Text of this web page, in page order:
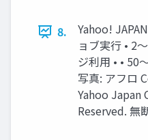
8.
Yahoo!
ョブ実行 • 2
ジ利用 • •
写真: アフロ
Yahoo Japan
Reserved. 無